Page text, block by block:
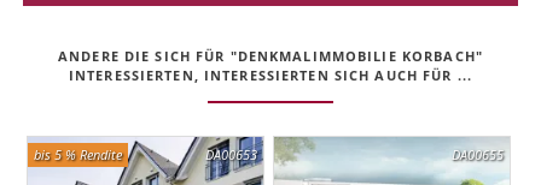
ANDERE DIE SICH FÜR "DENKMALIMMOBILIE KORBACH"
INTERESSIERTEN, INTERESSIERTEN SICH AUCH FÜR ...
DA00653
bis 5 % Rendite DA00655